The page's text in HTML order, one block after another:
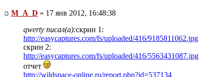
M_A_D » 17 янв 2012, 16:48:38
qwerty писал(а):скрин 1:
http://easycaptures.com/fs/uploaded/416/9185811062.jpg
скрин 2:
http://easycaptures.com/fs/uploaded/416/5563431087.jpg
отчет
http://wildspace-online.ru/report.php?id=537134